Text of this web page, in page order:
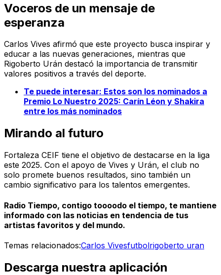
Voceros de un mensaje de
esperanza
Carlos Vives afirmó que este proyecto busca inspirar y
educar a las nuevas generaciones, mientras que
Rigoberto Urán destacó la importancia de transmitir
valores positivos a través del deporte.
Te puede interesar: Estos son los nominados a
Premio Lo Nuestro 2025: Carín Léon y Shakira
entre los más nominados
Mirando al futuro
Fortaleza CEIF tiene el objetivo de destacarse en la liga
este 2025. Con el apoyo de Vives y Urán, el club no
solo promete buenos resultados, sino también un
cambio significativo para los talentos emergentes.
Radio Tiempo, contigo toooodo el tiempo, te mantiene
informado con las noticias en tendencia de tus
artistas favoritos y del mundo.
Temas relacionados:Carlos Vivesfutbolrigoberto uran
Descarga nuestra aplicación